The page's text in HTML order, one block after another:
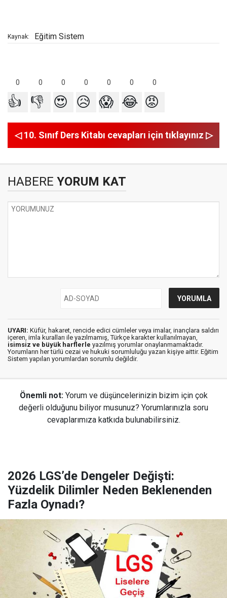
Kaynak: Eğitim Sistem
0 0 0 0 0 0 0
👍 👎 😍 😥 😱 😂 😡
◁ 10. Sınıf Ders Kitabı cevapları için tıklayınız ▷
HABERE YORUM KAT
UYARI: Küfür, hakaret, rencide edici cümleler veya imalar, inançlara saldırı
içeren, imla kuralları ile yazılmamış, Türkçe karakter kullanılmayan,
isimsiz ve büyük harflerle yazılmış yorumlar onaylanmamaktadır.
Yorumların her türlü cezai ve hukuki sorumluluğu yazan kişiye aittir. Eğitim
Sistem yapılan yorumlardan sorumlu değildir.
Önemli not: Yorum ve düşüncelerinizin bizim için çok
değerli olduğunu biliyor musunuz? Yorumlarınızla soru
cevaplarımıza katkıda bulunabilirsiniz.
2026 LGS’de Dengeler Değişti:
Yüzdelik Dilimler Neden Beklenenden
Fazla Oynadı?